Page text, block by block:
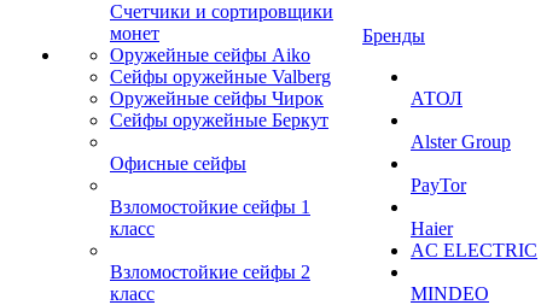
Счетчики и сортировщики
монет
Оружейные сейфы Aiko
Сейфы оружейные Valberg
Оружейные сейфы Чирок
Сейфы оружейные Беркут
Офисные сейфы
Взломостойкие сейфы 1
класс
Взломостойкие сейфы 2
класс
Бренды
АТОЛ
Alster Group
PayTor
Haier
AC ELECTRIC
MINDEO